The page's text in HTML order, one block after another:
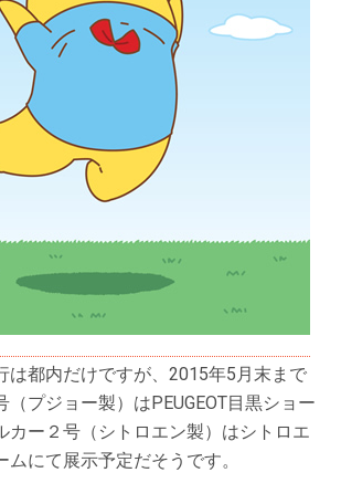
は都内だけですが、2015年5月末まで
（プジョー製）はPEUGEOT目黒ショー
カー２号（シトロエン製）はシトロエ
ムにて展示予定だそうです。